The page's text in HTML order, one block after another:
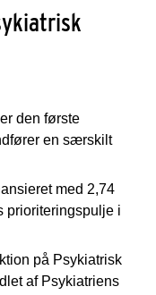
den første
en særskilt
med 2,74
prioriteringspulje i
på Psykiatrisk
af Psykiatriens